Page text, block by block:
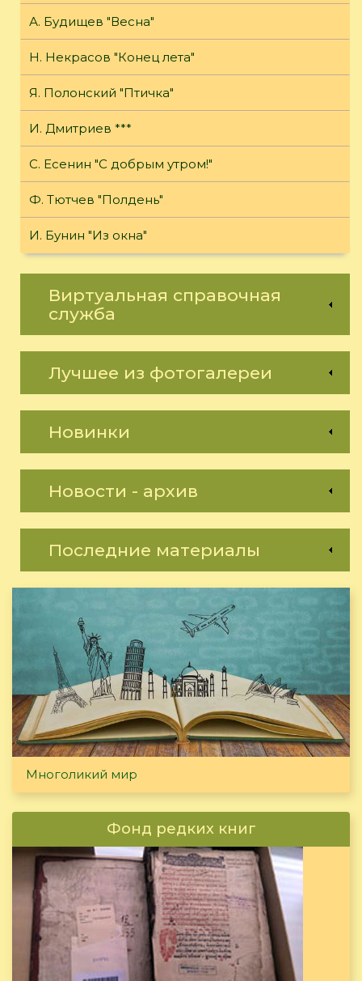
А. Будищев "Весна"
Н. Некрасов "Конец лета"
Я. Полонский "Птичка"
И. Дмитриев ***
С. Есенин "С добрым утром!"
Ф. Тютчев "Полдень"
И. Бунин "Из окна"
Виртуальная справочная
служба
Лучшее из фотогалереи
Новинки
Новости - архив
Последние материалы
Многоликий мир
Фонд редких книг